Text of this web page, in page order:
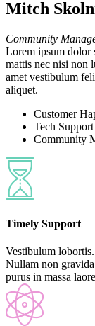
Mitch
Community
Lorem ipsum dolor
mattis nec nisi non
amet vestibulum
aliquet.
Customer
Tech Support
Community
Timely Support
Vestibulum
Nullam non
purus in massa